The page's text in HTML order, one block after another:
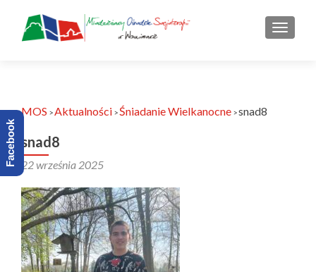
MOS >Aktualności >Śniadanie Wielkanocne >snad8
snad8
22 września 2025
Facebook